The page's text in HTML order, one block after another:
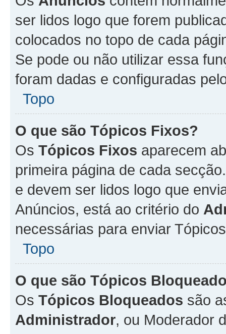
ser lidos logo que forem
colocados no topo de cada
Se pode ou não utilizar essa
foram dadas e configuradas
Topo
O que são Tópicos Fixos?
Os Tópicos Fixos aparecem
primeira página de cada
e devem ser lidos logo que
Anúncios, está ao critério do
necessárias para enviar
Topo
O que são Tópicos
Os Tópicos Bloqueados são
Administrador, ou Moderador